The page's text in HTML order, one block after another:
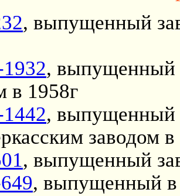
, выпущенный
, выпущенный
в 1958г
, выпущенный
заводом в
, выпущенный
, выпущенный в